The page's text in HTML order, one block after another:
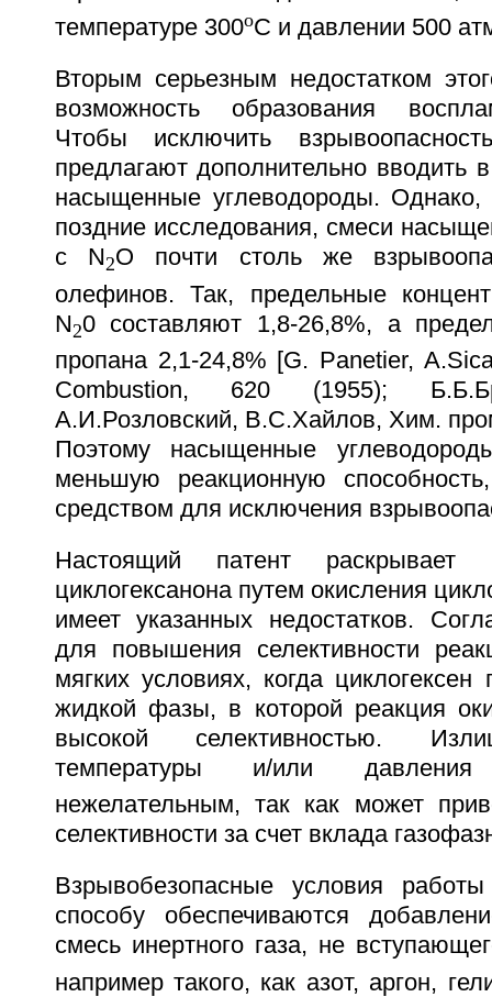
температуре 300oС и давлении 500
Вторым серьезным недостатком
возможность образования
Чтобы исключить
предлагают дополнительно вводить
насыщенные углеводороды. Однако,
поздние исследования, смеси
с N2O почти столь же
олефинов. Так, предельные
N20 составляют 1,8-26,8%, а
пропана 2,1-24,8% [G. Panetier,
Combustion, 620 (1955);
А.И.Розловский, В.С.Хайлов, Хим.
Поэтому насыщенные
меньшую реакционную
средством для исключения
Настоящий патент раскрывает
циклогексанона путем окисления
имеет указанных недостатков.
для повышения селективности
мягких условиях, когда циклогексен
жидкой фазы, в которой реакция
высокой селективностью.
температуры и/или
нежелательным, так как может
селективности за счет вклада
Взрывобезопасные условия
способу обеспечиваются
смесь инертного газа, не
например такого, как азот, аргон,